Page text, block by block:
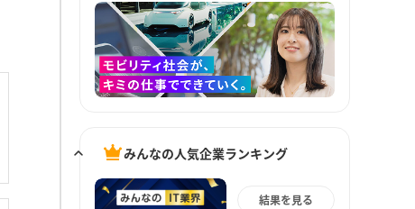
みんなの人気企業ランキング
結果を見る